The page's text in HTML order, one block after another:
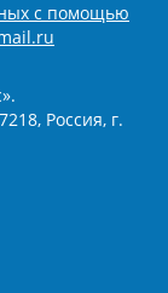
с помощью
Россия, г.